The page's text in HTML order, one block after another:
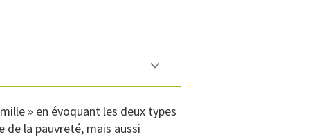
» en évoquant les deux types
de la pauvreté, mais aussi